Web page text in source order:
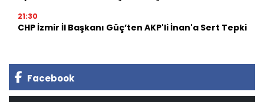
21:30
CHP İzmir İl Başkanı Güç’ten AKP'li İnan'a Sert Tepki
Facebook